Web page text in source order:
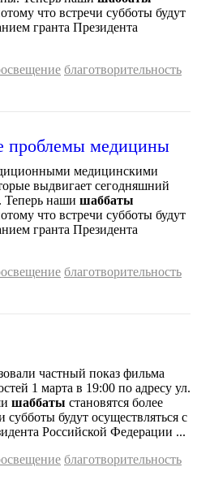
что встречи субботы будут
гранта Президента
благотворительность
проблемы медицины
медицинскими
выдвигает сегодняшний
Теперь наши шаббаты
что встречи субботы будут
гранта Президента
благотворительность
частный показ фильма
1 марта в 19:00 по адресу ул.
шаббаты становятся более
будут осуществляться с
Российской Федерации ...
благотворительность